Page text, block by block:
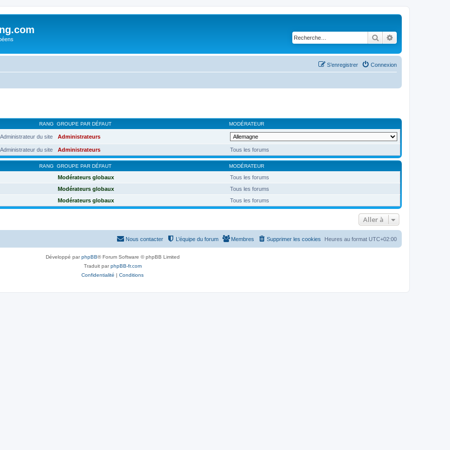
Rechercher
Connexion
S’enregistrer
RANG GROUPE PAR DÉFAUT MODÉRATEUR
Administrateur du site Administrateurs
Administrateur du site Administrateurs Tous les forums
RANG GROUPE PAR DÉFAUT MODÉRATEUR
Modérateurs globaux
Tous les forums
Modérateurs globaux
Tous les forums
Modérateurs globaux Tous les forums
Aller à
Heures au format UTC+02:00
Supprimer les cookies
Membres
L’équipe du forum
Nous contacter
Développé parphpBB® Forum Software © phpBB Limited
Traduit parphpBB-fr.com
Confidentialité | Conditions